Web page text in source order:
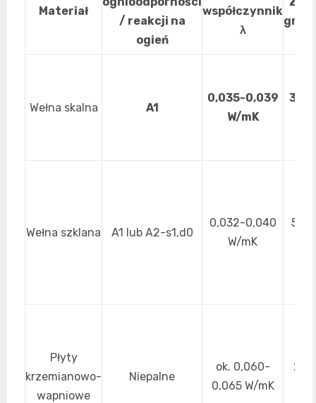
Materiał
/ reakcji na
ogień
współczynnik
λ
Wełna skalna A1
0,035-0,039
W/mK
30-
Wełna szklana A1 lub A2-s1,d0
0,032-0,040
W/mK
50-
Płyty
krzemianowo-
wapniowe
Niepalne
ok. 0,060-
0,065 W/mK
25-